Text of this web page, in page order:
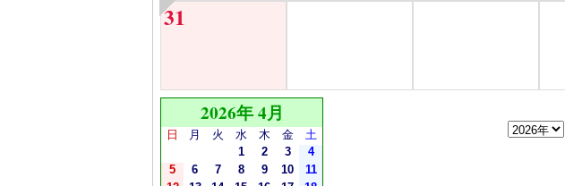
31
2026年 4月
日 月 火 水 木 金
土
1
2 3
4
5
6 7 8 9 10
11